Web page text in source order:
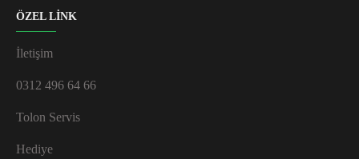
ÖZEL LİNK
İletişim
0312 496 64 66
Tolon Servis
Hediye